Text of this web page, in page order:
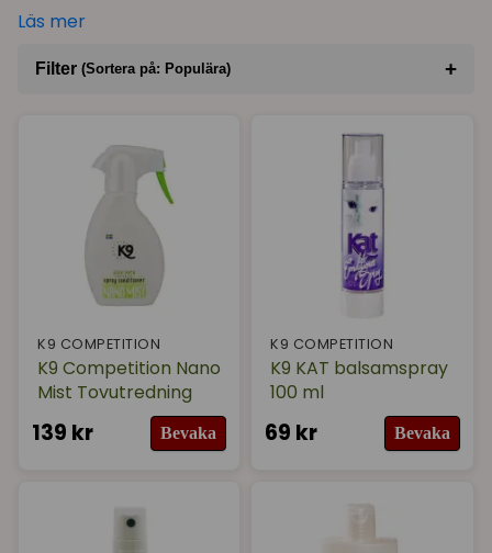
K9 Competitions innehåll är ekologiskt och
och kattens hud och päls! Sånt gillar vi på supercat!
lättarbetade, utredande, tidsbesparande,
snabbtorkande samt att de ger ett fantastiskt
resultat som varar.
Läs mer
Filter (Sortera på: Populära) +
K9 COMPETITION
K9 Competition Nano
Mist Tovutredning
139 kr Bevaka
K9 COMPETITION
K9 KAT balsamspray
100 ml
69 kr Bevaka